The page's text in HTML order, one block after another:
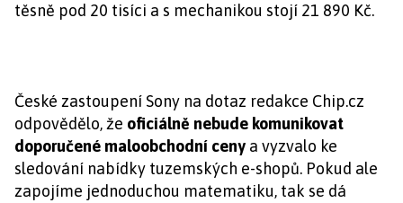
těsně pod 20 tisíci a s mechanikou stojí 21 890 Kč.
České zastoupení Sony na dotaz redakce Chip.cz
odpovědělo, že oficiálně nebude komunikovat
doporučené maloobchodní ceny a vyzvalo ke
sledování nabídky tuzemských e-shopů. Pokud ale
zapojíme jednoduchou matematiku, tak se dá